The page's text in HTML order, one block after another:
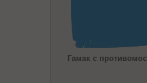
Гамак с